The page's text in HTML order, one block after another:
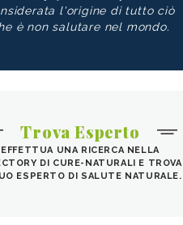
l'origine di tutto ciò
è non salutare nel mondo.
Trova Esperto
EFFETTUA UNA RICERCA NELLA
DI CURE-NATURALI E TROVA
ESPERTO DI SALUTE NATURALE.